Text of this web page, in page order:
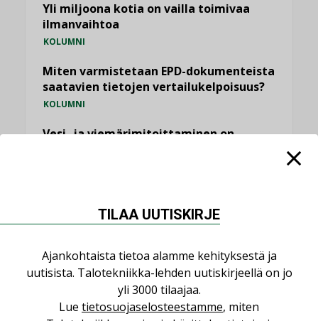
Yli miljoona kotia on vailla toimivaa
ilmanvaihtoa
KOLUMNI
Miten varmistetaan EPD-dokumenteista
saatavien tietojen vertailukelpoisuus?
KOLUMNI
Vesi- ja viemärimitoittaminen on
KATSO KAIKKI
NIMITYKSET
TILAA UUTISKIRJE
Ajankohtaista tietoa alamme kehityksestä ja
uutisista. Talotekniikka-lehden uutiskirjeellä on jo
yli 3000 tilaajaa.
Lue tietosuojaselosteestamme, miten